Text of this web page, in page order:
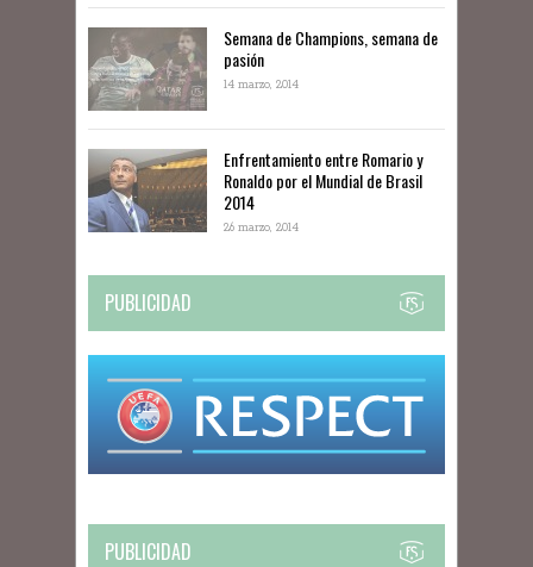
Semana de Champions, semana de
pasión
14 marzo, 2014
Enfrentamiento entre Romario y
Ronaldo por el Mundial de Brasil
2014
26 marzo, 2014
PUBLICIDAD
PUBLICIDAD